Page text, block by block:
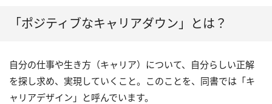
「ポジティブなキャリアダウン」とは？
自分の仕事や生き方（キャリア）について、自分らしい正解
を探し求め、実現していくこと。このことを、同書では「キ
ャリアデザイン」と呼んでいます。